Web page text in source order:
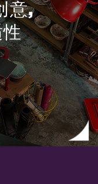
意,
性